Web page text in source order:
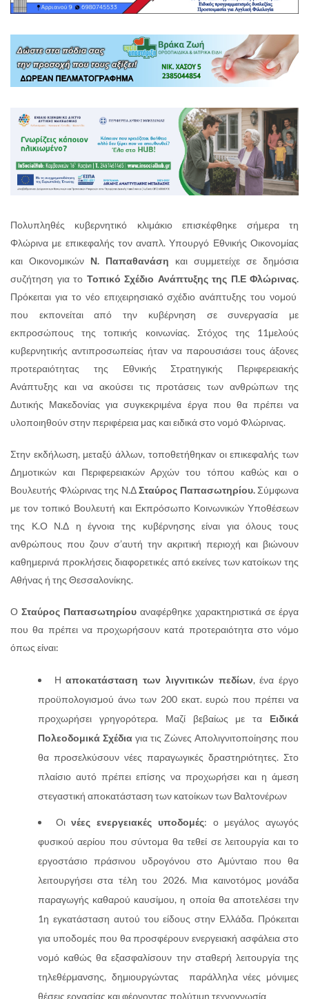
Πολυπληθές κυβερνητικό κλιμάκιο επισκέφθηκε σήμερα τη
Φλώρινα με επικεφαλής τον αναπλ. Υπουργό Εθνικής Οικονομίας
και Οικονομικών Ν. Παπαθανάση και συμμετείχε σε δημόσια
συζήτηση για το Τοπικό Σχέδιο Ανάπτυξης της Π.Ε Φλώρινας.
Πρόκειται για το νέο επιχειρησιακό σχέδιο ανάπτυξης του νομού
που εκπονείται από την κυβέρνηση σε συνεργασία με
εκπροσώπους της τοπικής κοινωνίας. Στόχος της 11μελούς
κυβερνητικής αντιπροσωπείας ήταν να παρουσιάσει τους άξονες
προτεραιότητας της Εθνικής Στρατηγικής Περιφερειακής
Ανάπτυξης και να ακούσει τις προτάσεις των ανθρώπων της
Δυτικής Μακεδονίας για συγκεκριμένα έργα που θα πρέπει να
υλοποιηθούν στην περιφέρεια μας και ειδικά στο νομό Φλώρινας.
Στην εκδήλωση, μεταξύ άλλων, τοποθετήθηκαν οι επικεφαλής των
Δημοτικών και Περιφερειακών Αρχών του τόπου καθώς και ο
Βουλευτής Φλώρινας της Ν.ΔΣταύρος Παπασωτηρίου.Σύμφωνα
με τον τοπικό Βουλευτή και Εκπρόσωπο Κοινωνικών Υποθέσεων
της Κ.Ο Ν.Δ η έγνοια της κυβέρνησης είναι για όλους τους
ανθρώπους που ζουν σ’αυτή την ακριτική περιοχή και βιώνουν
καθημερινά προκλήσεις διαφορετικές από εκείνες των κατοίκων της
Αθήνας ή της Θεσσαλονίκης.
Ο Σταύρος Παπασωτηρίου αναφέρθηκε χαρακτηριστικά σε έργα
που θα πρέπει να προχωρήσουν κατά προτεραιότητα στο νόμο
όπως είναι:
Ηαποκατάσταση των λιγνιτικών πεδίων, ένα έργο
προϋπολογισμού άνω των 200 εκατ. ευρώ που πρέπει να
προχωρήσει γρηγορότερα. Μαζί βεβαίως με τα Ειδικά
Πολεοδομικά Σχέδια για τις Ζώνες Απολιγνιτοποίησης που
θα προσελκύσουν νέες παραγωγικές δραστηριότητες. Στο
πλαίσιο αυτό πρέπει επίσης να προχωρήσει και η άμεση
στεγαστική αποκατάσταση των κατοίκων των Βαλτονέρων
Οινέες ενεργειακές υποδομές: ο μεγάλος αγωγός
φυσικού αερίου που σύντομα θα τεθεί σε λειτουργία και το
εργοστάσιο πράσινου υδρογόνου στο Αμύνταιο που θα
λειτουργήσει στα τέλη του 2026. Μια καινοτόμος μονάδα
παραγωγής καθαρού καυσίμου, η οποία θα αποτελέσει την
1η εγκατάσταση αυτού του είδους στην Ελλάδα. Πρόκειται
για υποδομές που θα προσφέρουν ενεργειακή ασφάλεια στο
νομό καθώς θα εξασφαλίσουν την σταθερή λειτουργία της
τηλεθέρμανσης, δημιουργώντας παράλληλα νέες μόνιμες
θέσεις εργασίας και φέρνοντας πολύτιμη τεχνογνωσία